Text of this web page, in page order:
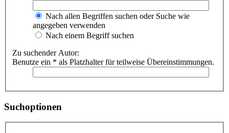
Nach allen Begriffen suchen oder Suche wie
angegeben verwenden
Nach einem Begriff suchen
Zu suchender Autor:
Benutze ein * als Platzhalter für teilweise Übereinstimmungen.
Suchoptionen